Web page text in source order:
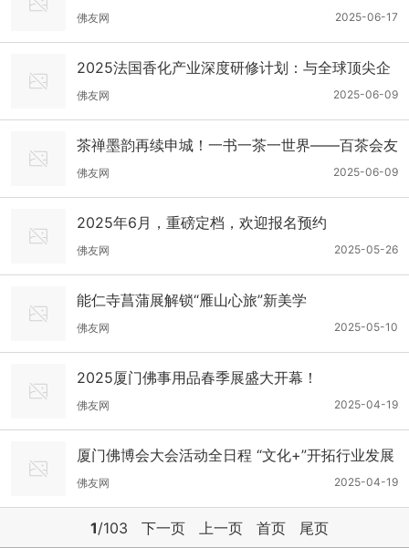
2025-06-17
佛友网
2025法国香化产业深度研修计划：与全球顶尖企
业共探创新之美！
2025-06-09
佛友网
茶禅墨韵再续申城！一书一茶一世界——百茶会友
展静安站启幕
2025-06-09
佛友网
2025年6月，重磅定档，欢迎报名预约
2025-05-26
佛友网
能仁寺菖蒲展解锁“雁山心旅”新美学
2025-05-10
佛友网
2025厦门佛事用品春季展盛大开幕！
2025-04-19
佛友网
厦门佛博会大会活动全日程 “文化+”开拓行业发展
新思路
2025-04-19
佛友网
1/103 下一页 上一页 首页 尾页